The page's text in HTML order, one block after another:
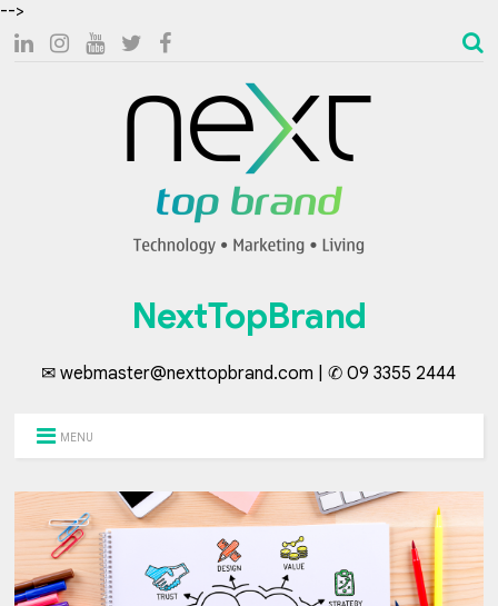
-->
NextTopBrand
✉ webmaster@nexttopbrand.com | ✆ 09 3355 2444
MENU